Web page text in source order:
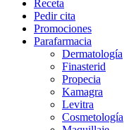
Receta
Pedir cita
Promociones
Parafarmacia
Dermatología
Finasterid
Propecia
Kamagra
Levitra
Cosmetología